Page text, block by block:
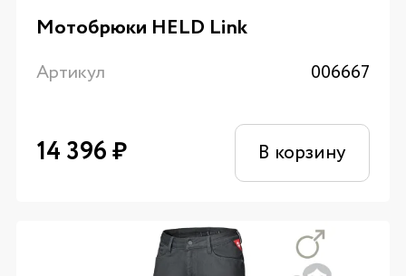
Мотобрюки HELD Link
Артикул 006667
14 396₽ В корзину